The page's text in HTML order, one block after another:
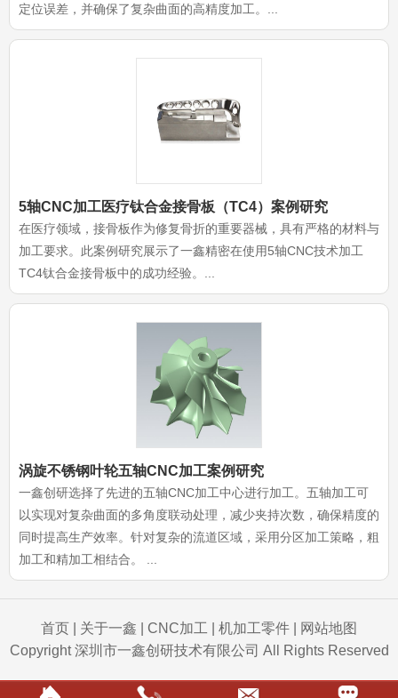
定位误差，并确保了复杂曲面的高精度加工。...
5轴CNC加工医疗钛合金接骨板（TC4）案例研究
在医疗领域，接骨板作为修复骨折的重要器械，具有严格的材料与
加工要求。此案例研究展示了一鑫精密在使用5轴CNC技术加工
TC4钛合金接骨板中的成功经验。...
涡旋不锈钢叶轮五轴CNC加工案例研究
一鑫创研选择了先进的五轴CNC加工中心进行加工。五轴加工可
以实现对复杂曲面的多角度联动处理，减少夹持次数，确保精度的
同时提高生产效率。针对复杂的流道区域，采用分区加工策略，粗
加工和精加工相结合。 ...
首页 关于一鑫 CNC加工 机加工零件
网站地图
Copyright 深圳市一鑫创研技术有限公司 All Rights Reserved